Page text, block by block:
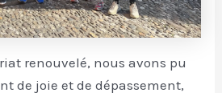
renouvelé, nous avons pu
de joie et de dépassement,